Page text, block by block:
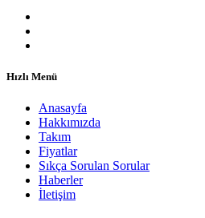
Hızlı Menü
Anasayfa
Hakkımızda
Takım
Fiyatlar
Sıkça Sorulan Sorular
Haberler
İletişim